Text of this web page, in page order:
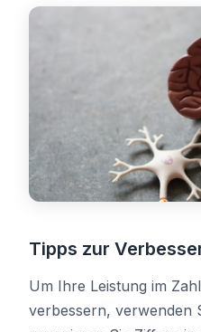
Tipps zur
Um Ihre Leistung im
verbessern, verwenden